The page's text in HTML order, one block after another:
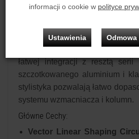
gdzie wiele dzisiejszych
trzech priorytetach: jak
sygnału, mechanicznej
łatwej integracji z resztą serii
szczotkowanego aluminium i
stylistyka pozwalają łatwo
systemu wzmacniacza i kolumn.
Główne Cechy:
Vector Linear Shaping
informacji o cookie w polityce
Ustawienia Odmowa